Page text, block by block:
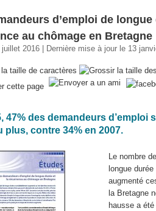
d’emploi de longue
au chômage en Bretagne
juillet 2016 | Dernière mise à jour le 13
47% des demandeurs
plus, contre 34% en 2007.
Le nombre
longue
augmenté
la Bretagne
hausse a